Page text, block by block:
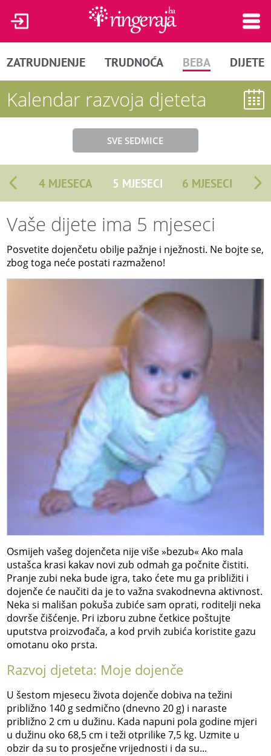
ZATRUDNJENJE TRUDNOĆA BEBA DIJETE
Kalendar razvoja djeteta
SVE SEDMICE
4 MJESECA 5 MJESECI 6 MJESECI
Vaše dijete ima 5 mjeseci
Posvetite dojenčetu obilje pažnje i nježnosti. Ne bojte se,
zbog toga neće postati razmaženo!
Osmijeh vašeg dojenčeta nije više »bezub« Ako mala
ustašca krasi kakav novi zub odmah ga počnite čistiti.
Pranje zubi neka bude igra, tako ćete mu ga približiti i
dojenče će naučiti da je to važna svakodnevna aktivnost.
Neka si mališan pokuša zubiće sam oprati, roditelji neka
dovrše čišćenje. Pri izboru zubne četkice poštujte
uputstva proizvođača, a kod prvih zubića koristite gazu
omotanu oko prsta.
Razvoj djeteta: Moje dojenče
U šestom mjesecu života dojenče dobiva na težini
približno 140 g sedmično (dnevno 20 g) i naraste
približno 2 cm u dužinu. Kada napuni pola godine mjeri
u dužinu oko 68,5 cm i teži otprilike 7,5 kg. Uzmite u
obzir da su to prosječne vrijednosti i da su...